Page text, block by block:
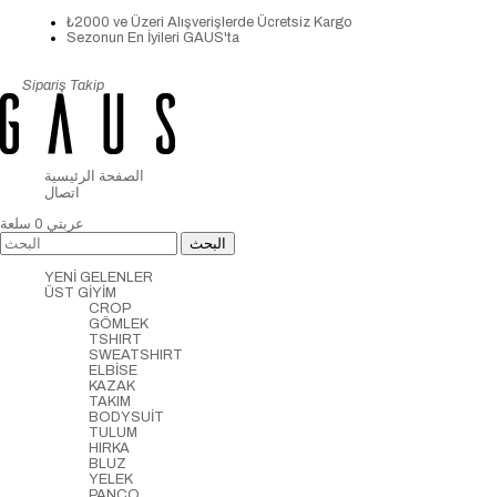
₺2000 ve Üzeri Alışverişlerde Ücretsiz Kargo
Sezonun En İyileri GAUS'ta
Sipariş Takip
الصفحة الرئيسية
اتصال
عربتي 0 سلعة
YENİ GELENLER
ÜST GİYİM
CROP
GÖMLEK
TSHIRT
SWEATSHIRT
ELBİSE
KAZAK
TAKIM
BODYSUİT
TULUM
HIRKA
BLUZ
YELEK